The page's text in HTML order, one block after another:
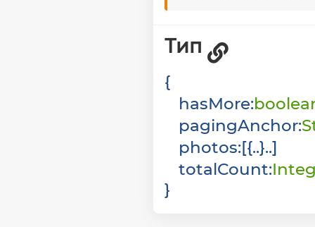
Тип
{
hasMore:
pagingAnchor:
photos:[{ } ]
totalCount:
}